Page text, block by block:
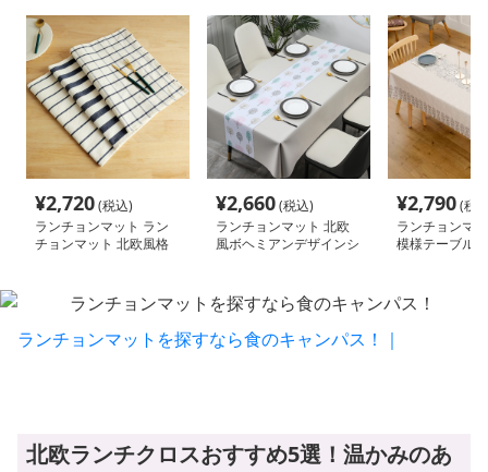
¥2,720(税込)
ランチョンマット ラン
チョンマット 北欧風格
¥2,660(税込)
ランチョンマット 北欧
風ボヘミアンデザインシ
¥2,790(税
ランチョンマ
模様テーブル
ランチョンマットを探すなら食のキャンパス！｜
北欧ランチクロスおすすめ5選！温かみのあ